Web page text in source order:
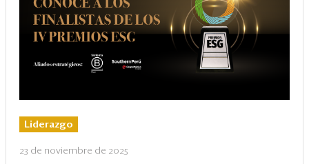
Liderazgo
23 de noviembre de 2025